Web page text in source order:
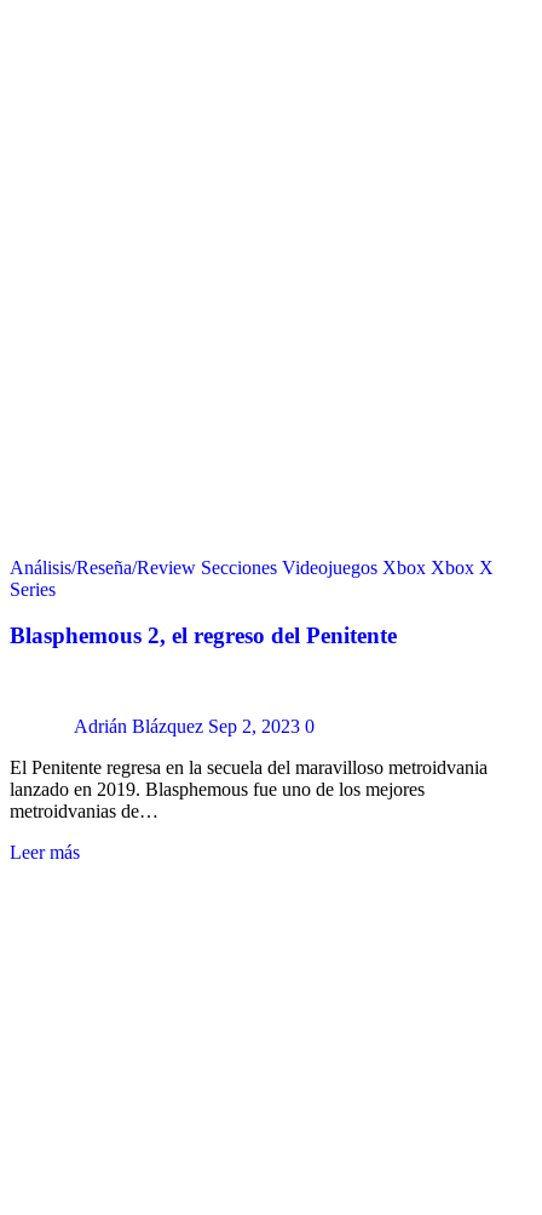
Análisis/Reseña/Review Secciones Videojuegos Xbox Xbox X
Series
Blasphemous 2, el regreso del Penitente
Adrián Blázquez Sep 2, 2023 0
El Penitente regresa en la secuela del maravilloso metroidvania
lanzado en 2019. Blasphemous fue uno de los mejores
metroidvanias de…
Leer más